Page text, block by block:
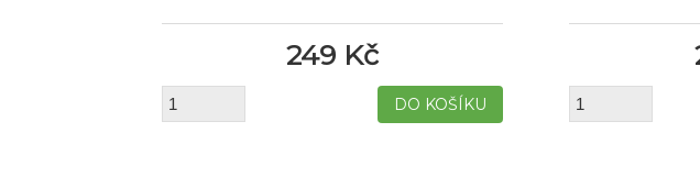
249 Kč